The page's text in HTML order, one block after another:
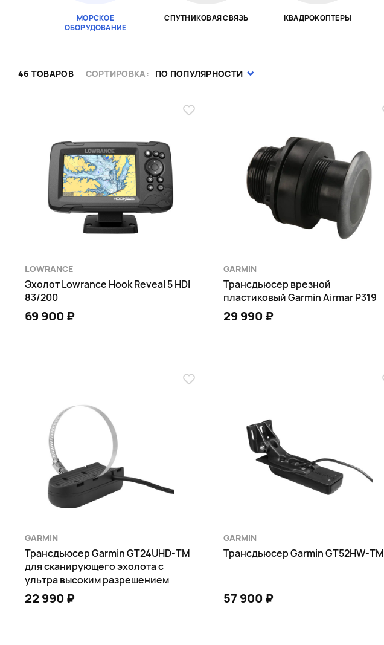
МОРСКОЕ
ОБОРУДОВАНИЕ
СПУТНИКОВАЯ СВЯЗЬ КВАДРОКОПТЕРЫ
46 ТОВАРОВ СОРТИРОВКА: ПО ПОПУЛЯРНОСТИ
LOWRANCE
Эхолот Lowrance Hook Reveal 5 HDI
83/200
69 900 ₽
GARMIN
Трансдьюсер врезной
пластиковый Garmin Airmar P319
29 990 ₽
GARMIN
Трансдьюсер Garmin GT24UHD-TM
для сканирующего эхолота с
ультра высоким разрешением
22 990 ₽
GARMIN
Трансдьюсер Garmin GT52HW-TM
57 900 ₽